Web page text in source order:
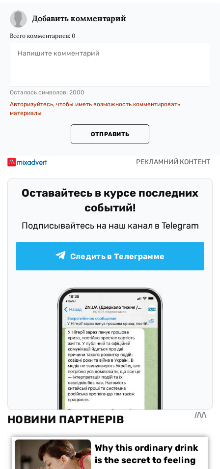
Добавить комментарий
Всего комментариев: 0
Осталось символов: 2000
Авторизуйтесь, чтобы иметь возможность комментировать
материалы
ОТПРАВИТЬ
Оставайтесь в курсе последних
событий!
Подписывайтесь на наш канал в Telegram
Следить в Телеграмме